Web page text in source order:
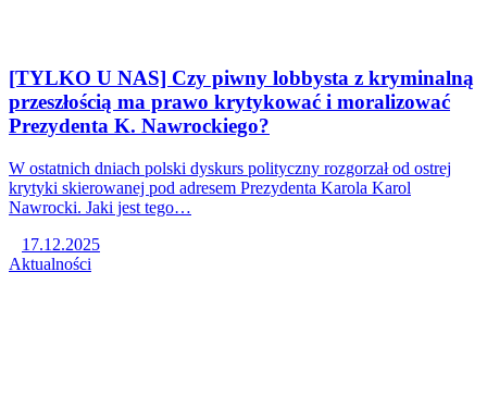
[TYLKO U NAS] Czy piwny lobbysta z kryminalną
przeszłością ma prawo krytykować i moralizować
Prezydenta K. Nawrockiego?
W ostatnich dniach polski dyskurs polityczny rozgorzał od ostrej
krytyki skierowanej pod adresem Prezydenta Karola Karol
Nawrocki. Jaki jest tego…
17.12.2025
Aktualności